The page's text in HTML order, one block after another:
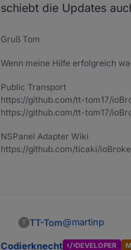
schiebt die Updates
Gruß Tom
Wenn meine Hilfe erfolgreich
Public Transport
https://github.com/tt-tom17/
https://github.com/tt-tom17/
NSPanel Adapter Wiki
https://github.com/ticaki/
T TT-Tom@martinp
Codierknecht DEVELOPER